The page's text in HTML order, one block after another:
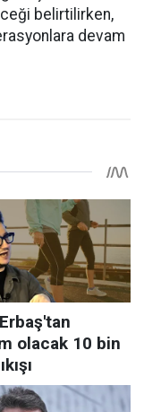
belirtilirken,
devam